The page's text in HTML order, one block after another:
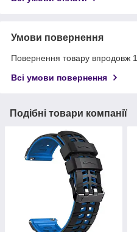
Умови повернення
Повернення товару впродовж
Всі умови повернення
Подібні товари компанії